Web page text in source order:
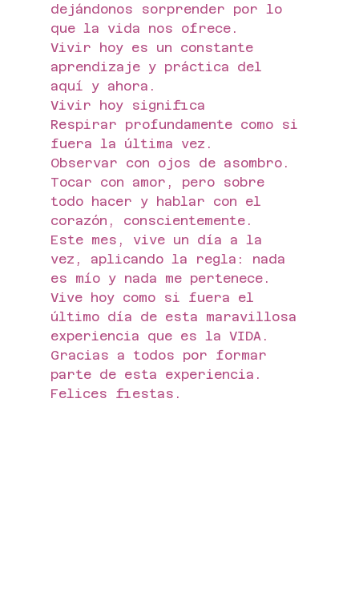
dejándonos sorprender por lo
que la vida nos ofrece.
Vivir hoy es un constante
aprendizaje y práctica del
aquí y ahora.
Vivir hoy significa
Respirar profundamente como si
fuera la última vez.
Observar con ojos de asombro.
Tocar con amor, pero sobre
todo hacer y hablar con el
corazón, conscientemente.
Este mes, vive un día a la
vez, aplicando la regla: nada
es mío y nada me pertenece.
Vive hoy como si fuera el
último día de esta maravillosa
experiencia que es la VIDA.
Gracias a todos por formar
parte de esta experiencia.
Felices fiestas.